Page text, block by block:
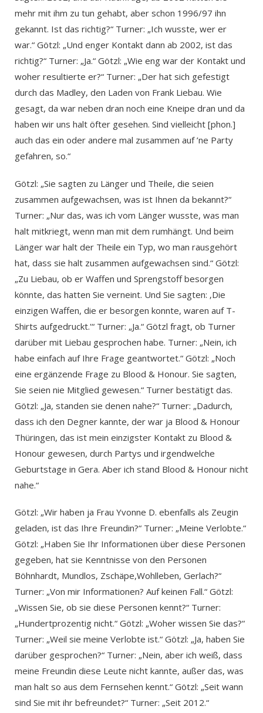
mehr mit ihm zu tun gehabt, aber schon 1996/97 ihn
gekannt. Ist das richtig?“ Turner: „Ich wusste, wer er
war.“ Götzl: „Und enger Kontakt dann ab 2002, ist das
richtig?“ Turner: „Ja.“ Götzl: „Wie eng war der Kontakt und
woher resultierte er?“ Turner: „Der hat sich gefestigt
durch das Madley, den Laden von Frank Liebau. Wie
gesagt, da war neben dran noch eine Kneipe dran und da
haben wir uns halt öfter gesehen. Sind vielleicht [phon.]
auch das ein oder andere mal zusammen auf ’ne Party
gefahren, so.“
Götzl: „Sie sagten zu Länger und Theile, die seien
zusammen aufgewachsen, was ist Ihnen da bekannt?“
Turner: „Nur das, was ich vom Länger wusste, was man
halt mitkriegt, wenn man mit dem rumhängt. Und beim
Länger war halt der Theile ein Typ, wo man rausgehört
hat, dass sie halt zusammen aufgewachsen sind.“ Götzl:
„Zu Liebau, ob er Waffen und Sprengstoff besorgen
könnte, das hatten Sie verneint. Und Sie sagten: ‚Die
einzigen Waffen, die er besorgen konnte, waren auf T-
Shirts aufgedruckt.'“ Turner: „Ja.“ Götzl fragt, ob Turner
darüber mit Liebau gesprochen habe. Turner: „Nein, ich
habe einfach auf Ihre Frage geantwortet.“ Götzl: „Noch
eine ergänzende Frage zu Blood & Honour. Sie sagten,
Sie seien nie Mitglied gewesen.“ Turner bestätigt das.
Götzl: „Ja, standen sie denen nahe?“ Turner: „Dadurch,
dass ich den Degner kannte, der war ja Blood & Honour
Thüringen, das ist mein einzigster Kontakt zu Blood &
Honour gewesen, durch Partys und irgendwelche
Geburtstage in Gera. Aber ich stand Blood & Honour nicht
nahe.“
Götzl: „Wir haben ja Frau Yvonne D. ebenfalls als Zeugin
geladen, ist das Ihre Freundin?“ Turner: „Meine Verlobte.“
Götzl: „Haben Sie Ihr Informationen über diese Personen
gegeben, hat sie Kenntnisse von den Personen
Böhnhardt, Mundlos, Zschäpe,Wohlleben, Gerlach?“
Turner: „Von mir Informationen? Auf keinen Fall.“ Götzl:
„Wissen Sie, ob sie diese Personen kennt?“ Turner:
„Hundertprozentig nicht.“ Götzl: „Woher wissen Sie das?“
Turner: „Weil sie meine Verlobte ist.“ Götzl: „Ja, haben Sie
darüber gesprochen?“ Turner: „Nein, aber ich weiß, dass
meine Freundin diese Leute nicht kannte, außer das, was
man halt so aus dem Fernsehen kennt.“ Götzl: „Seit wann
sind Sie mit ihr befreundet?“ Turner: „Seit 2012.“